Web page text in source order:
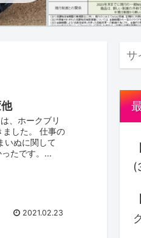
、ホークブリ
した。 仕事の
いぬに関して
たです。...
2021.02.23